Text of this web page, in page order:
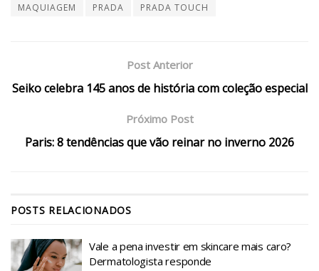
MAQUIAGEM
PRADA PRADA TOUCH
Post Anterior
Seiko celebra 145 anos de história com coleção especial
Próximo Post
Paris: 8 tendências que vão reinar no inverno 2026
POSTS RELACIONADOS
Vale a pena investir em skincare mais caro?
Dermatologista responde